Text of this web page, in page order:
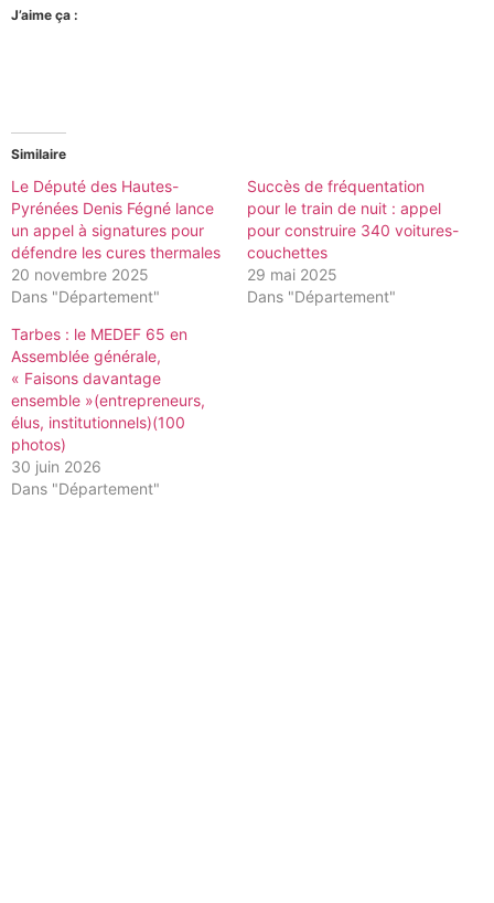
J’aime ça :
Similaire
Le Député des Hautes-
Pyrénées Denis Fégné lance
un appel à signatures pour
défendre les cures thermales
20 novembre 2025
Dans "Département"
Succès de fréquentation
pour le train de nuit : appel
pour construire 340 voitures-
couchettes
29 mai 2025
Dans "Département"
Tarbes : le MEDEF 65 en
Assemblée générale,
« Faisons davantage
ensemble »(entrepreneurs,
élus, institutionnels)(100
photos)
30 juin 2026
Dans "Département"